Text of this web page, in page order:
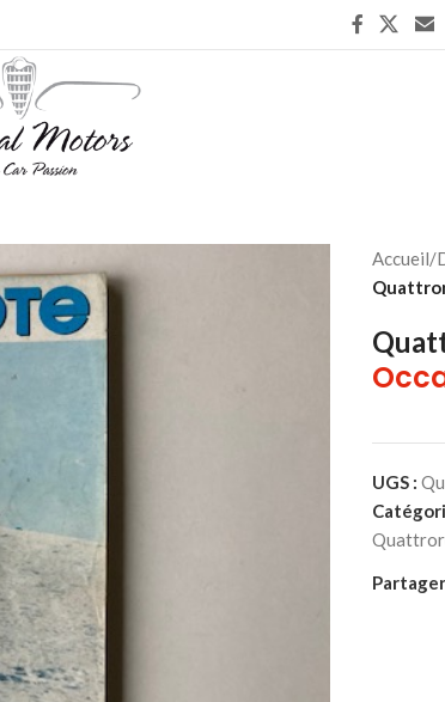
Accueil/
UGS :